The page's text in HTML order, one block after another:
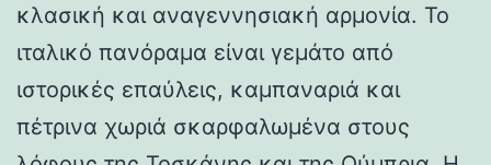
κλασική και αναγεννησιακή αρμονία. Το
ιταλικό πανόραμα είναι γεμάτο από
ιστορικές επαύλεις, καμπαναριά και
πέτρινα χωριά σκαρφαλωμένα στους